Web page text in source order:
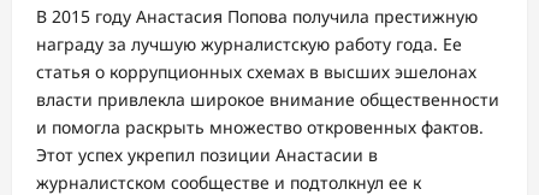
В 2015 году Анастасия Попова получила престижную
награду за лучшую журналистскую работу года. Ее
статья о коррупционных схемах в высших эшелонах
власти привлекла широкое внимание общественности
и помогла раскрыть множество откровенных фактов.
Этот успех укрепил позиции Анастасии в
журналистском сообществе и подтолкнул ее к